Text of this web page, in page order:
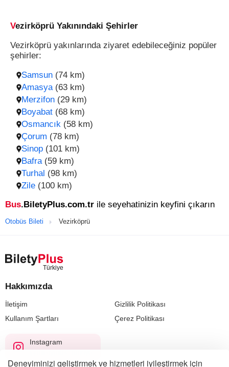
Vezirköprü Yakınındaki Şehirler
Vezirköprü yakınlarında ziyaret edebileceğiniz popüler
şehirler:
Samsun (74 km)
Çorum (78 km)
Amasya(63 km)
Sinop (101 km)
Merzifon (29 km)
Bafra(59 km)
Boyabat (68 km)
Turhal (98 km)
Osmancık (58 km)
Zile (100 km)
Bus.BiletyPlus.com.tr ile seyehatinizin keyfini çıkarın
Otobüs Bileti Vezirköprü
Hakkımızda
İletişim
Gizlilik Politikası
Kullanım Şartları
Çerez Politikası
Instagram
@biletyplus_turkiye
Deneyiminizi geliştirmek ve hizmetleri iyileştirmek için